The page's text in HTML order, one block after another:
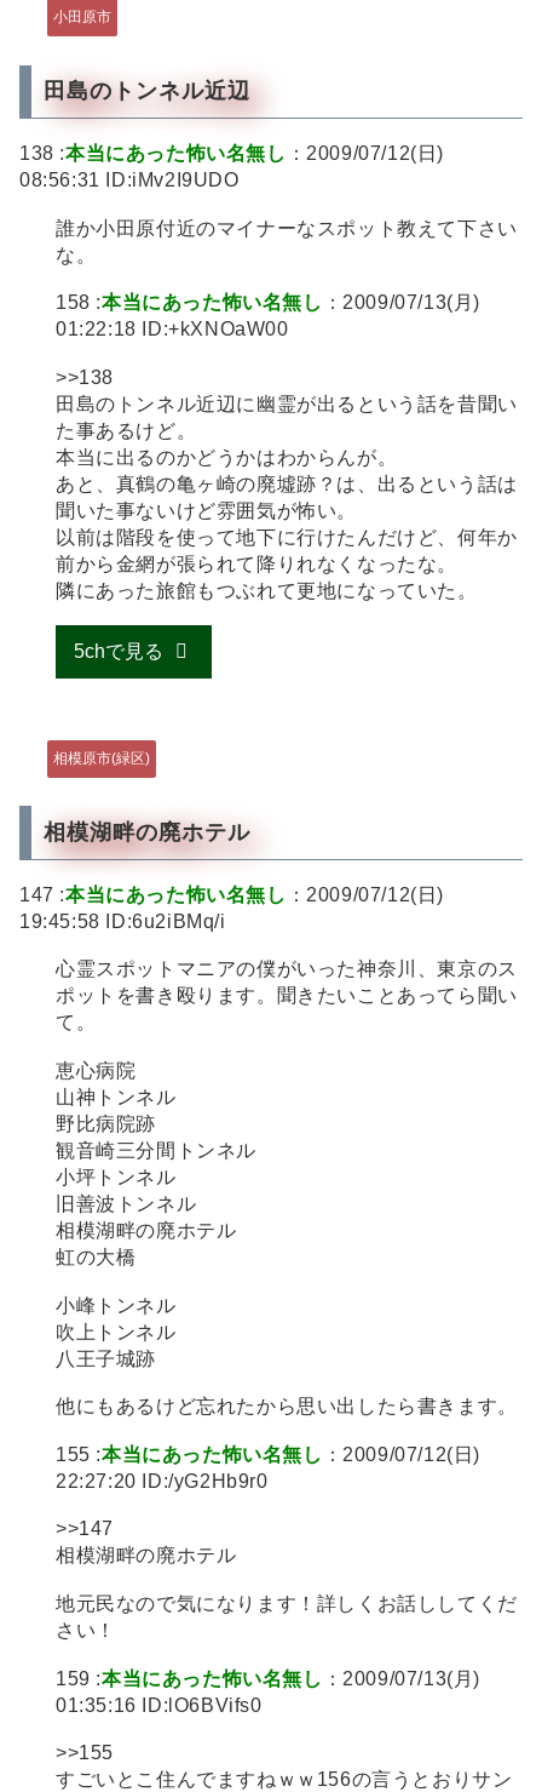
小田原市
田島のトンネル近辺
138 :本当にあった怖い名無し ：2009/07/12(日)
08:56:31 ID:iMv2I9UDO
誰か小田原付近のマイナーなスポット教えて下さい
な。
158 :本当にあった怖い名無し ：2009/07/13(月)
01:22:18 ID:+kXNOaW00
>>138
田島のトンネル近辺に幽霊が出るという話を昔聞い
た事あるけど。
本当に出るのかどうかはわからんが。
あと、真鶴の亀ヶ崎の廃墟跡？は、出るという話は
聞いた事ないけど雰囲気が怖い。
以前は階段を使って地下に行けたんだけど、何年か
前から金網が張られて降りれなくなったな。
隣にあった旅館もつぶれて更地になっていた。
5chで見る
相模原市(緑区)
相模湖畔の廃ホテル
147 :本当にあった怖い名無し ：2009/07/12(日)
19:45:58 ID:6u2iBMq/i
心霊スポットマニアの僕がいった神奈川、東京のス
ポットを書き殴ります。聞きたいことあってら聞い
て。
恵心病院
山神トンネル
野比病院跡
観音崎三分間トンネル
小坪トンネル
旧善波トンネル
相模湖畔の廃ホテル
虹の大橋
小峰トンネル
吹上トンネル
八王子城跡
他にもあるけど忘れたから思い出したら書きます。
155 :本当にあった怖い名無し ：2009/07/12(日)
22:27:20 ID:/yG2Hb9r0
>>147
相模湖畔の廃ホテル
地元民なので気になります！詳しくお話ししてくだ
さい！
159 :本当にあった怖い名無し ：2009/07/13(月)
01:35:16 ID:lO6BVifs0
>>155
すごいとこ住んでますねｗｗ156の言うとおりサン